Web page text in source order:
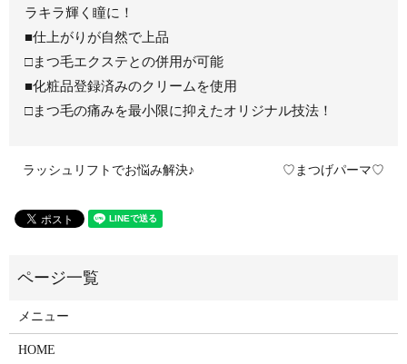
ラキラ輝く瞳に！
■仕上がりが自然で上品
□まつ毛エクステとの併用が可能
■化粧品登録済みのクリームを使用
□まつ毛の痛みを最小限に抑えたオリジナル技法！
ラッシュリフトでお悩み解決♪ ♡まつげパーマ♡
メニュー
HOME